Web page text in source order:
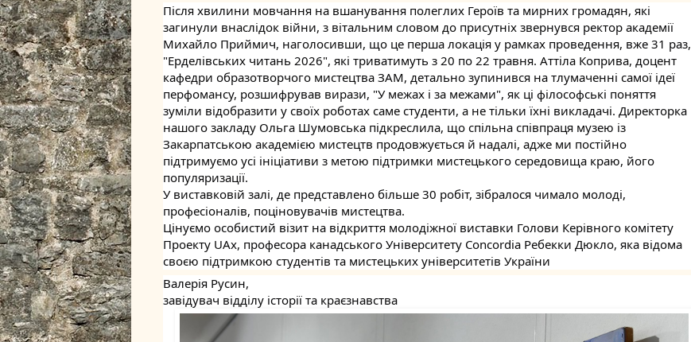
Після хвилини мовчання на вшанування полеглих Героїв та мирних громадян, які
загинули внаслідок війни, з вітальним словом до присутніх звернувся ректор академії
Михайло Приймич, наголосивши, що це перша локація у рамках проведення, вже 31 раз,
"Ерделівських читань 2026", які триватимуть з 20 по 22 травня. Аттіла Коприва, доцент
кафедри образотворчого мистецтва ЗАМ, детально зупинився на тлумаченні самої ідеї
перфомансу, розшифрував вирази, "У межах і за межами", як ці філософські поняття
зуміли відобразити у своїх роботах саме студенти, а не тільки їхні викладачі. Директорка
нашого закладу Ольга Шумовська підкреслила, що спільна співпраця музею із
Закарпатською академією мистецтв продовжується й надалі, адже ми постійно
підтримуємо усі ініціативи з метою підтримки мистецького середовища краю, його
популяризації.
У виставковій залі, де представлено більше 30 робіт, зібралося чимало молоді,
професіоналів, поціновувачів мистецтва.
Цінуємо особистий візит на відкриття молодіжної виставки Голови Керівного комітету
Проекту UAх, професора канадського Університету Concordia Ребекки Дюкло, яка відома
своєю підтримкою студентів та мистецьких університетів України
Валерія Русин,
завідувач відділу історії та краєзнавства